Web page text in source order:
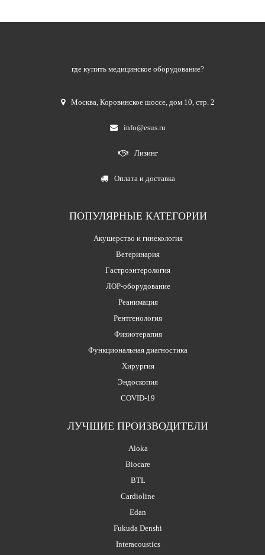
где купить медицинское оборудование?
Москва,Коровинское шоссе, дом 10, стр. 2
info@esus.ru
Лизинг
Оплата и доставка
ПОПУЛЯРНЫЕ КАТЕГОРИИ
Акушерство и гинекология
Ветеринария
Гастроэнтерология
ЛОР-оборудование
Реанимация
Рентгенология
Физиотерапия
Функциональная диагностика
Хирургия
Эндоскопия
COVID-19
ЛУЧШИЕ ПРОИЗВОДИТЕЛИ
Aloka
Biocare
BTL
Cardioline
Edan
Fukuda Denshi
Interacoustics